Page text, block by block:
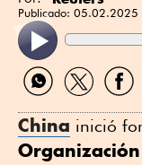
Publicado: 05.02.2025
Compartir
por
Compartir
por
por
China inició